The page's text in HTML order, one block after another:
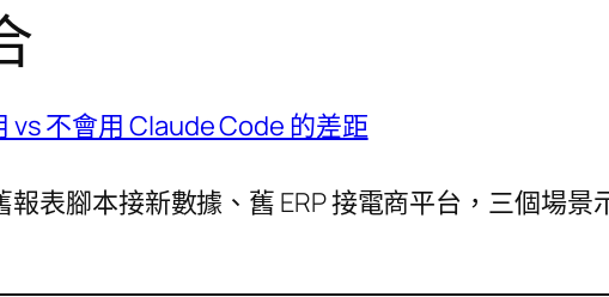
vs 不會用 Claude Code 的差距
報表腳本接新數據、舊 ERP 接電商平台，三個場景